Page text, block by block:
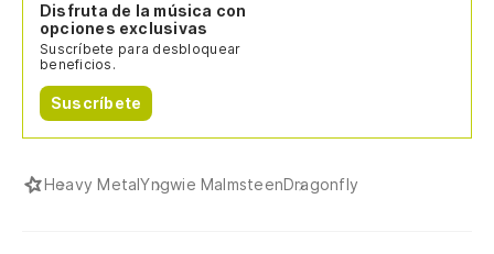
Disfruta de la música con
opciones exclusivas
Suscríbete para desbloquear
beneficios.
Suscríbete
Heavy MetalYngwie MalmsteenDragonfly